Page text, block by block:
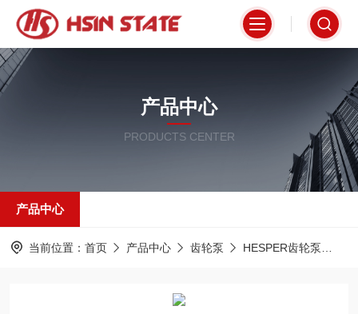
产品中心
PRODUCTS CENTER
产品中心
当前位置： 首页 产品中心 齿轮泵 HESPER齿轮泵